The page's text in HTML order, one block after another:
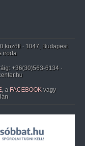
között · 1047, Budapest
iroda
+36(30)563-6134 ·
, a FACEBOOK vagy